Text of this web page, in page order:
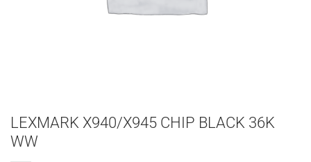
LEXMARK X940/X945 CHIP BLACK 36K
WW